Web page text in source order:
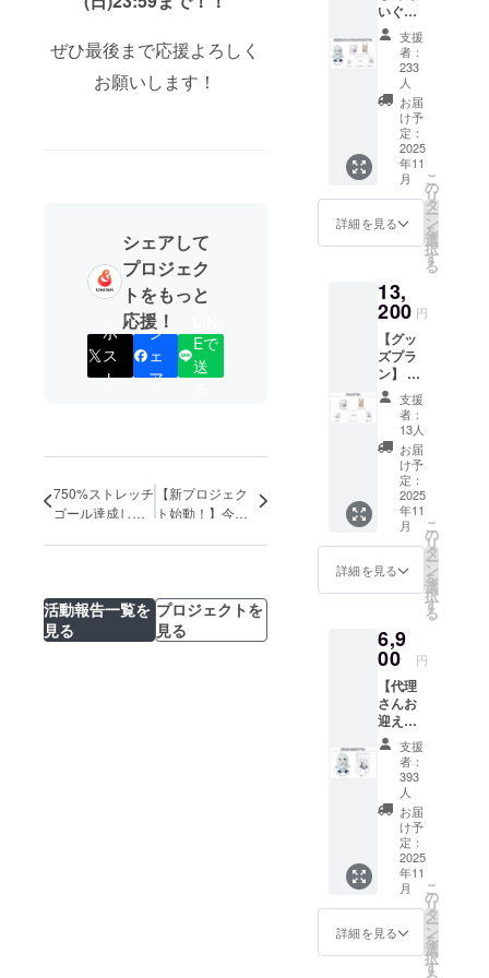
ぜひ最後まで応援よろしく
お願いします！
シェアして
プロジェク
トをもっと
応援！
ポ
ス
ト
シ
ェ
ア
Eで
送
750%ストレッチ
ゴール達成しま
【新プロジェク
ト始動！】今度
るみに...！？
活動報告一覧を
見る
プロジェクトを
見る
の国に
よって
輸出に
制限が
ある場
合がご
ざいま
す。ご
支援い
ただく
予定の
転送
じて海
外発送
可能か
どうか
を、ご
支援者
様ご自
身で必
ずご確
認いた
だきま
すよう
お願い
いたし
ます。
後に輸
出がで
ことが
判明し
た場合
でも、
弊社で
は返
品・返
金・代
替発送
などの
対応は
いたし
かねま
すの
で、あ
らかじ
めご了
承くだ
さいま
すよう
シェ
バッ
グ 1点
・マグ
カッ
プ 1点
・プリ
ントT
シャ
ツ 1点
・記念
カー
ド 1点
す。 金
額には
消費税
（10%
）を含
んでお
りま
す。
いぐる
み&グッ
ズプラ
ン】 ・
ぬいぐ
るみ 1
点 ・ア
クリル
スタン
ド 1点
・マル
シェ
バッ
プ 1点
・プリ
シャ
ツ 1点
・記念
カー
ド 1点
画像は
イメー
ジで
す。 金
額には
消費税
（10%
）と送
料990円
支援
者：
233
人
お届
け予
定：
2025
年11
月
詳細を見る
こ
の
リ
タ
ー
ン
を
選
択
す
る
13,
200 円
【グッ
ズプラ
ン】 ※
ぬいぐ
るみは
含まれ
ており
ませ
ん。 ・
アクリ
ルスタ
ンド 1
点 ・マ
ルシェ
バッ
グ 1点
カッ
プ 1点
・プリ
ントT
シャ
ツ 1点
・記念
カー
ド 1点
画像は
イメー
ジで
す。 金
額には
消費税
（10%
）と送
料990円
支援
者：
13人
お届
け予
定：
2025
年11
月
詳細を見る
こ
の
リ
タ
ー
ン
を
選
択
す
る
6,9
00 円
【代理
さんお
迎えプ
ラン】
・ぬい
ぐる
み 1点
・記念
カー
ド 1点
画像は
イメー
ジで
す。 金
額には
支援
者：
393
人
お届
け予
定：
2025
年11
月
詳細を見る
こ
の
リ
タ
ー
ン
を
選
択
す